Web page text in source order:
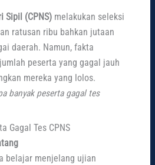
Sipil (CPNS) melakukan seleksi
ratusan ribu bahkan jutaan
daerah. Namun, fakta
peserta yang gagal jauh
mereka yang lolos.
banyak peserta gagal tes
Gagal Tes CPNS
belajar menjelang ujian